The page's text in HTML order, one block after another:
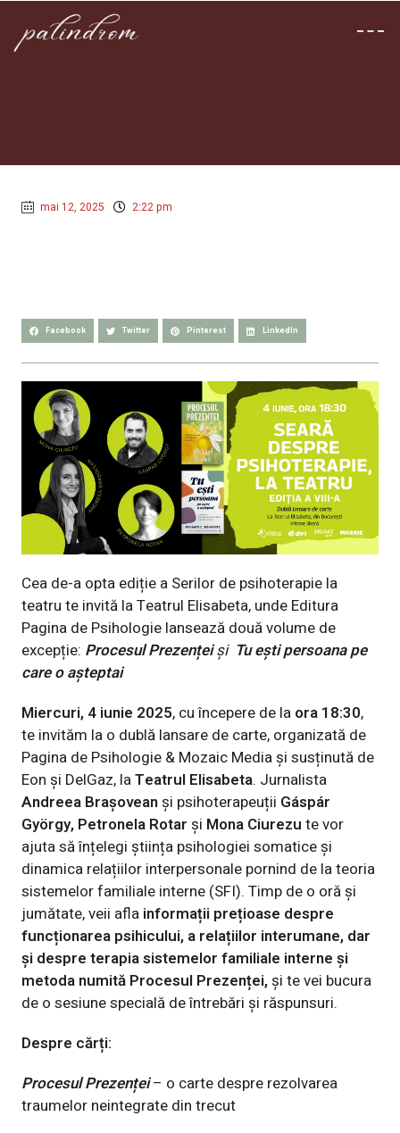
mai 12, 2025 2:22 pm
Facebook Twitter Pinterest LinkedIn
Cea de-a opta ediție a Serilor de psihoterapie la
teatru te invită la Teatrul Elisabeta, unde Editura
Pagina de Psihologie lansează două volume de
excepție: Procesul Prezențeiși Tu ești persoana pe
care o așteptai
Miercuri, 4 iunie 2025, cu începere de la ora 18:30,
te invităm la o dublă lansare de carte, organizată de
Pagina de Psihologie & Mozaic Media și susținută de
Eon și DelGaz, laTeatrul Elisabeta. Jurnalista
Andreea Brașoveanși psihoterapeuții Gáspár
György, Petronela Rotar și Mona Ciurezu te vor
ajuta să înțelegi știința psihologiei somatice și
dinamica relațiilor interpersonale pornind de la teoria
sistemelor familiale interne (SFI). Timp de o oră și
jumătate, veii afla informații prețioase despre
funcționarea psihicului, a relațiilor interumane, dar
și despre terapia sistemelor familiale interne și
metoda numită Procesul Prezenței,și te vei bucura
de o sesiune specială de întrebări și răspunsuri.
Despre cărți:
Procesul Prezenței– o carte despre rezolvarea
traumelor neintegrate din trecut